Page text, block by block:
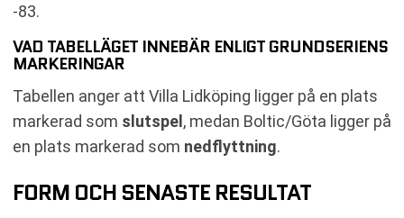
-83.
VAD TABELLÄGET INNEBÄR ENLIGT GRUNDSERIENS
MARKERINGAR
Tabellen anger att Villa Lidköping ligger på en plats
markerad som slutspel , medan Boltic/Göta ligger på
en plats markerad som nedflyttning.
FORM OCH SENASTE RESULTAT